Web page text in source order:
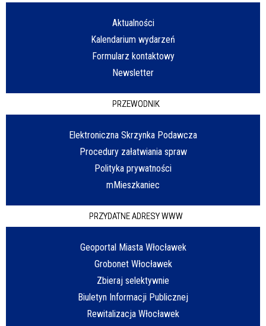
Aktualności
Kalendarium wydarzeń
Formularz kontaktowy
Newsletter
PRZEWODNIK
Elektroniczna Skrzynka Podawcza
Procedury załatwiania spraw
Polityka prywatności
mMieszkaniec
PRZYDATNE ADRESY WWW
Geoportal Miasta Włocławek
Grobonet Włocławek
Zbieraj selektywnie
Biuletyn Informacji Publicznej
Rewitalizacja Włocławek